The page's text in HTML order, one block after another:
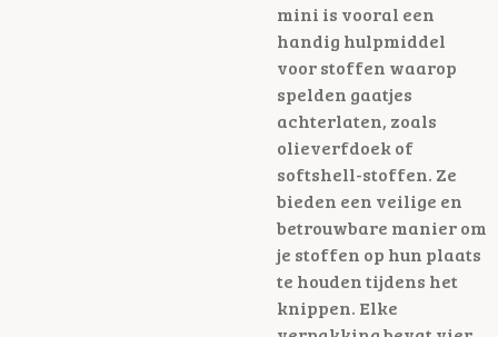
mini is vooral een
handig hulpmiddel
voor stoffen waarop
spelden gaatjes
achterlaten, zoals
olieverfdoek of
softshell-stoffen. Ze
bieden een veilige en
betrouwbare manier om
je stoffen op hun plaats
te houden tijdens het
knippen. Elke